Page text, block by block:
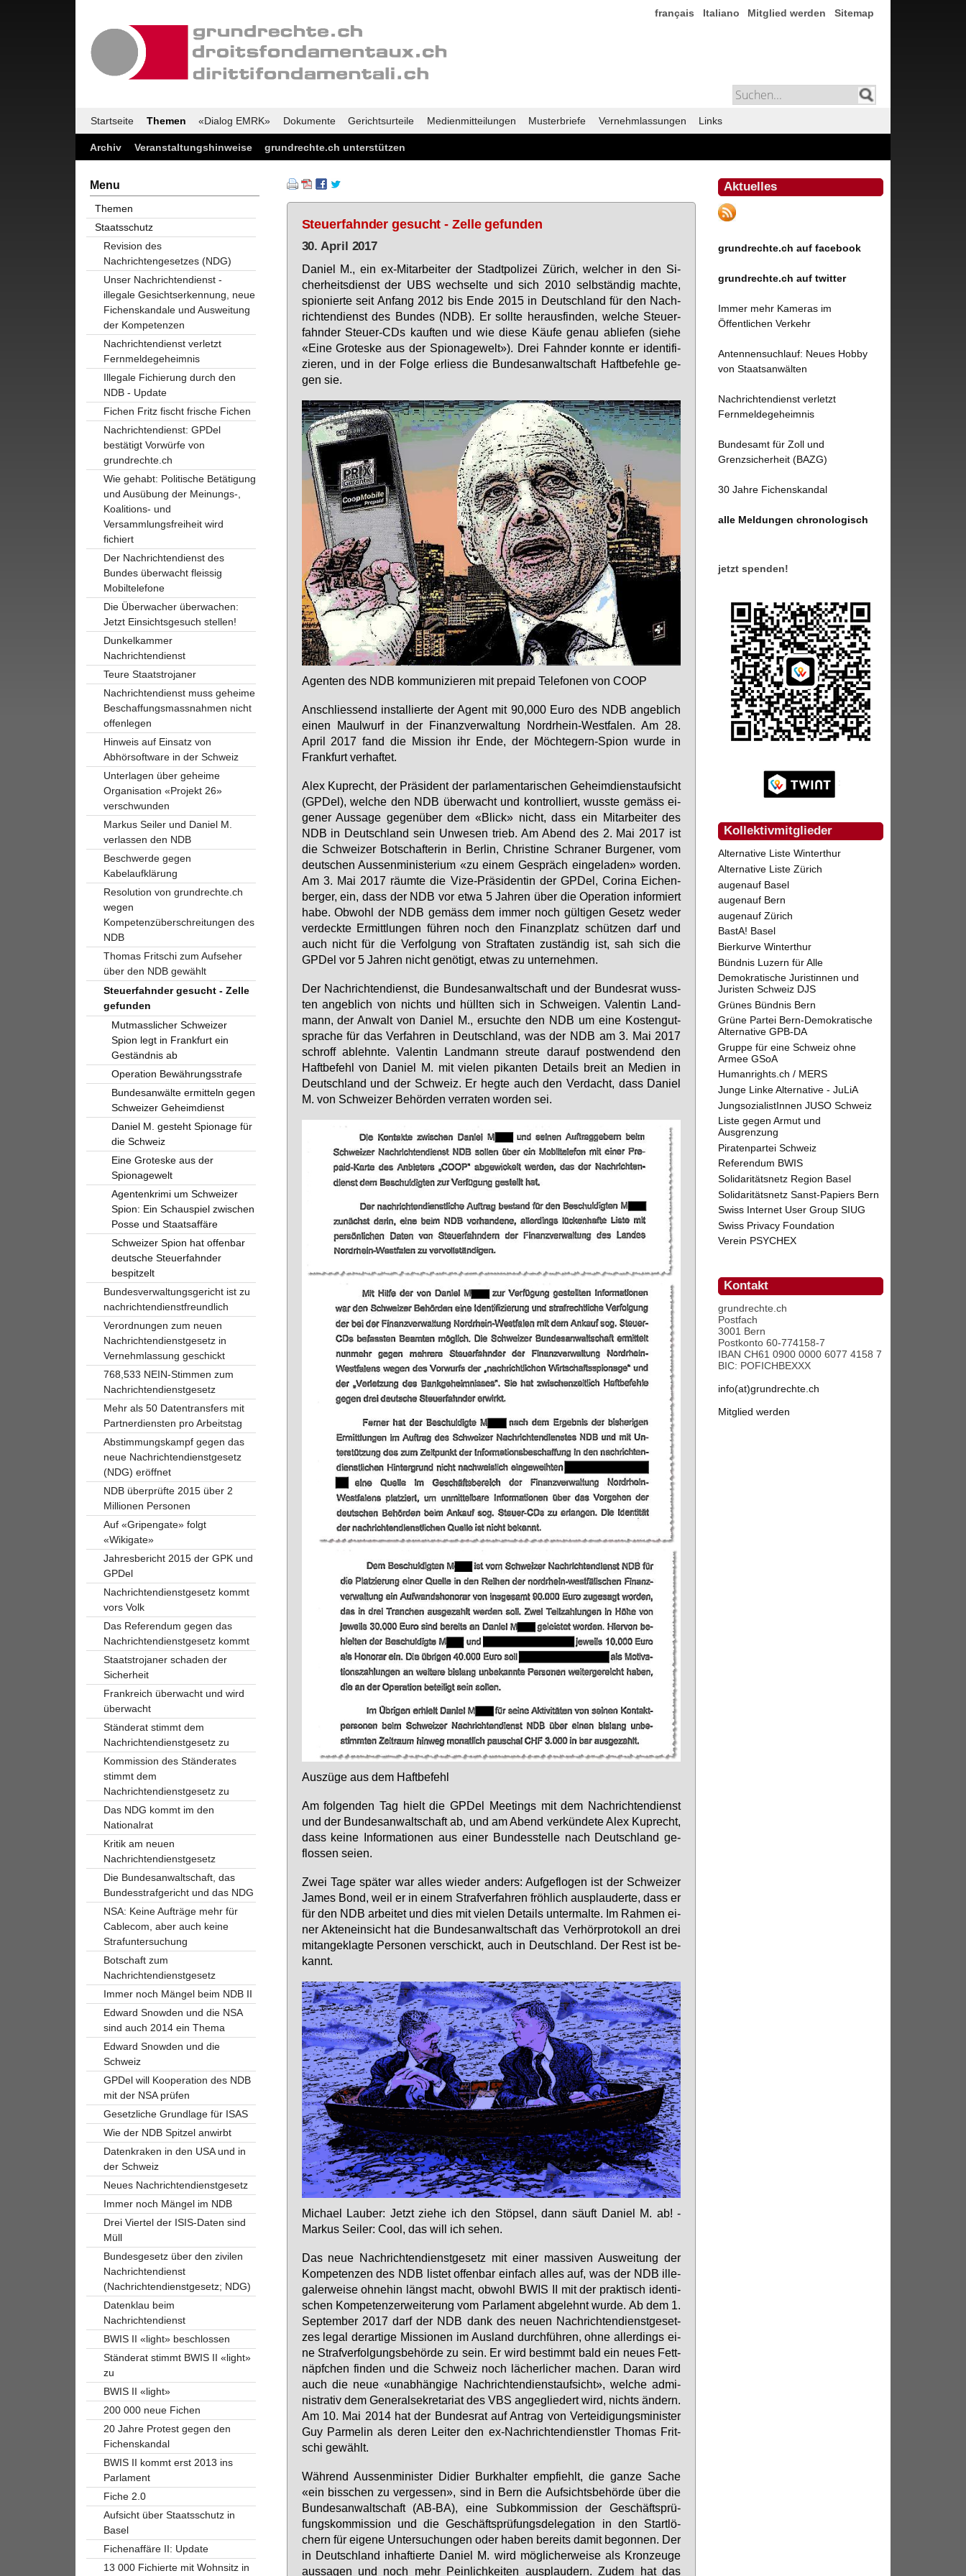
français Italiano Mitglied werden Sitemap
Startseite Themen «Dialog EMRK» Dokumente Gerichtsurteile Medienmitteilungen Musterbriefe Vernehmlassungen Links
Archiv Veranstaltungshinweise grundrechte.ch unterstützen
Steuerfahnder gesucht - Zelle gefunden
30. April 2017
Da­ni­el M., ein ex-Mit­ar­bei­ter der Stadt­po­li­zei Zü­rich, wel­cher in den Si­
cher­heits­dienst der UBS wech­sel­te und sich 2010 selb­stän­dig mach­te,
spio­nier­te seit An­fang 2012 bis En­de 2015 in Deutsch­land für den Nach­
rich­ten­dienst des Bun­des (NDB). Er soll­te her­aus­fin­den, wel­che Steu­er­
fahn­der Steu­er-CDs kauf­ten und wie die­se Käu­fe ge­nau ab­lie­fen (sie­he
«Ei­ne Gro­tes­ke aus der Spio­na­ge­welt»). Drei Fahn­der konn­te er iden­ti­fi­
zie­ren, und in der Fol­ge er­liess die Bun­des­an­walt­schaft Haft­be­feh­le ge­
gen sie.
Agen­ten des NDB kom­mu­ni­zie­ren mit pre­paid Te­le­fo­nen von CO­OP
An­schlies­send in­stal­lier­te der Agent mit 90,000 Eu­ro des NDB an­geb­lich
ei­nen Maul­wurf in der Fi­nanz­ver­wal­tung Nord­rhein-West­fa­len. Am 28.
April 2017 fand die Mis­si­on ihr En­de, der Möch­te­gern-Spi­on wur­de in
Frank­furt ver­haf­tet.
Alex Kuprecht, der Prä­si­dent der par­la­men­ta­ri­schen Ge­heim­dienst­auf­sicht
(GPDel), wel­che den NDB über­wacht und kon­trol­liert, wuss­te ge­mäss ei­
ge­ner Aus­sa­ge ge­gen­über dem «Blick» nicht, dass ein Mit­ar­bei­ter des
NDB in Deutsch­land sein Un­we­sen trieb. Am Abend des 2. Mai 2017 ist
die Schwei­zer Bot­schaf­te­rin in Ber­lin, Chris­ti­ne Schra­ner Bur­ge­ner, vom
deut­schen Aus­sen­mi­nis­te­ri­um «zu ei­nem Ge­spräch ein­ge­la­den» wor­den.
Am 3. Mai 2017 räum­te die Vi­ze-Prä­si­den­tin der GPDel, Co­ri­na Ei­chen­
ber­ger, ein, dass der NDB vor et­wa 5 Jah­ren über die Ope­ra­ti­on in­for­miert
ha­be. Ob­wohl der NDB ge­mäss dem im­mer noch gül­ti­gen Ge­setz we­der
ver­deck­te Er­mitt­lun­gen füh­ren noch den Fi­nanz­platz schüt­zen darf und
auch nicht für die Ver­fol­gung von Straf­ta­ten zu­stän­dig ist, sah sich die
GPDel vor 5 Jah­ren nicht ge­nö­tigt, et­was zu un­ter­neh­men.
Der Nach­rich­ten­dienst, die Bun­des­an­walt­schaft und der Bun­des­rat wuss­
ten an­geb­lich von nichts und hüll­ten sich in Schwei­gen. Va­len­tin Land­
mann, der An­walt von Da­ni­el M., er­such­te den NDB um ei­ne Kos­ten­gut­
spra­che für das Ver­fah­ren in Deutsch­land, was der NDB am 3. Mai 2017
schroff ab­lehn­te. Va­len­tin Land­mann streu­te dar­auf post­wen­dend den
Haft­be­fehl von Da­ni­el M. mit vie­len pi­kan­ten De­tails breit an Me­di­en in
Deutsch­land und der Schweiz. Er heg­te auch den Ver­dacht, dass Da­ni­el
M. von Schwei­zer Be­hör­den ver­ra­ten wor­den sei.
Aus­zü­ge aus dem Haft­be­fehl
Am fol­gen­den Tag hielt die GPDel Mee­tings mit dem Nach­rich­ten­dienst
und der Bun­des­an­walt­schaft ab, und am Abend ver­kün­de­te Alex Kuprecht,
dass kei­ne In­for­ma­tio­nen aus ei­ner Bun­des­stel­le nach Deutsch­land ge­
flos­sen sei­en.
Zwei Ta­ge spä­ter war al­les wie­der an­ders: Auf­ge­flo­gen ist der Schwei­zer
Ja­mes Bond, weil er in ei­nem Straf­ver­fah­ren fröh­lich aus­plau­der­te, dass er
für den NDB ar­bei­tet und dies mit vie­len De­tails un­ter­mal­te. Im Rah­men ei­
ner Ak­ten­ein­sicht hat die Bun­des­an­walt­schaft das Ver­hör­pro­to­koll an drei
mit­an­ge­klag­te Per­so­nen ver­schickt, auch in Deutsch­land. Der Rest ist be­
kannt.
Mi­cha­el Lau­ber: Jetzt zie­he ich den Stöp­sel, dann säuft Da­ni­el M. ab! -
Mar­kus Sei­ler: Cool, das will ich se­hen.
Das neue Nach­rich­ten­dienst­ge­setz mit ei­ner mas­si­ven Aus­wei­tung der
Kom­pe­ten­zen des NDB lis­tet of­fen­bar ein­fach al­les auf, was der NDB il­le­
ga­ler­wei­se oh­ne­hin längst macht, ob­wohl BWIS II mit der prak­tisch iden­ti­
schen Kom­pe­tenz­er­wei­te­rung vom Par­la­ment ab­ge­lehnt wur­de. Ab dem 1.
Sep­tem­ber 2017 darf der NDB dank des neu­en Nach­rich­ten­dienst­ge­set­
zes le­gal der­ar­ti­ge Mis­sio­nen im Aus­land durch­füh­ren, oh­ne al­ler­dings ei­
ne Straf­ver­fol­gungs­be­hör­de zu sein. Er wird be­stimmt bald ein neu­es Fett­
näpf­chen fin­den und die Schweiz noch lä­cher­li­cher ma­chen. Dar­an wird
auch die neue «un­ab­hän­gi­ge Nach­rich­ten­dienst­auf­sicht», wel­che ad­mi­
nis­tra­tiv dem Ge­ne­ral­se­kre­ta­ri­at des VBS an­ge­glie­dert wird, nichts än­dern.
Am 10. Mai 2014 hat der Bun­des­rat auf An­trag von Ver­tei­di­gungs­mi­nis­ter
Guy Par­me­lin als de­ren Lei­ter den ex-Nach­rich­ten­dienst­ler Tho­mas Frit­
schi ge­wählt.
Wäh­rend Aus­sen­mi­nis­ter Di­dier Burk­hal­ter emp­fiehlt, die gan­ze Sa­che
«ein biss­chen zu ver­ges­sen», sind in Bern die Auf­sichts­be­hör­de über die
Bun­des­an­walt­schaft (AB-BA), ei­ne Sub­kom­mis­si­on der Ge­schäfts­prü­
fungs­kom­mis­si­on und die Ge­schäfts­prü­fungs­de­le­ga­ti­on in den Start­lö­
chern für ei­ge­ne Un­ter­su­chun­gen oder ha­ben be­reits da­mit be­gon­nen. Der
in Deutsch­land in­haf­tier­te Da­ni­el M. wird mög­li­cher­wei­se als Kron­zeu­ge
aus­sa­gen und noch mehr Pein­lich­kei­ten aus­plau­dern. Zu­dem hat das
Aktuelles
grundrechte.ch auf facebook
grundrechte.ch auf twitter
Immer mehr Kameras im
Öffentlichen Verkehr
Antennensuchlauf: Neues Hobby
von Staatsanwälten
Nachrichtendienst verletzt
Fernmeldegeheimnis
Bundesamt für Zoll und
Grenzsicherheit (BAZG)
30 Jahre Fichenskandal
alle Meldungen chronologisch
jetzt spenden!
Kollektivmitglieder
Alternative Liste Winterthur
Alternative Liste Zürich
augenauf Basel
augenauf Bern
augenauf Zürich
BastA! Basel
Bierkurve Winterthur
Bündnis Luzern für Alle
Demokratische Juristinnen und
Juristen Schweiz DJS
Grünes Bündnis Bern
Grüne Partei Bern-Demokratische
Alternative GPB-DA
Gruppe für eine Schweiz ohne
Armee GSoA
Humanrights.ch / MERS
Junge Linke Alternative - JuLiA
JungsozialistInnen JUSO Schweiz
Liste gegen Armut und
Ausgrenzung
Piratenpartei Schweiz
Referendum BWIS
Solidaritätsnetz Region Basel
Solidaritätsnetz Sanst-Papiers Bern
Swiss Internet User Group SIUG
Swiss Privacy Foundation
Verein PSYCHEX
Kontakt
grundrechte.ch
Postfach
3001 Bern
Postkonto 60-774158-7
IBAN CH61 0900 0000 6077 4158 7
BIC: POFICHBEXXX
info(at)grundrechte.ch
Mitglied werden
Menu
Themen
Staatsschutz
Revision des
Nachrichtengesetzes (NDG)
Unser Nachrichtendienst -
illegale Gesichtserkennung, neue
Fichenskandale und Ausweitung
der Kompetenzen
Nachrichtendienst verletzt
Fernmeldegeheimnis
Illegale Fichierung durch den
NDB - Update
Fichen Fritz fischt frische Fichen
Nachrichtendienst: GPDel
bestätigt Vorwürfe von
grundrechte.ch
Wie gehabt: Politische Betätigung
und Ausübung der Meinungs-,
Koalitions- und
Versammlungsfreiheit wird
fichiert
Der Nachrichtendienst des
Bundes überwacht fleissig
Mobiltelefone
Die Überwacher überwachen:
Jetzt Einsichtsgesuch stellen!
Dunkelkammer
Nachrichtendienst
Teure Staatstrojaner
Nachrichtendienst muss geheime
Beschaffungsmassnahmen nicht
offenlegen
Hinweis auf Einsatz von
Abhörsoftware in der Schweiz
Unterlagen über geheime
Organisation «Projekt 26»
verschwunden
Markus Seiler und Daniel M.
verlassen den NDB
Beschwerde gegen
Kabelaufklärung
Resolution von grundrechte.ch
wegen
Kompetenzüberschreitungen des
NDB
Thomas Fritschi zum Aufseher
über den NDB gewählt
Steuerfahnder gesucht - Zelle
gefunden
Mutmasslicher Schweizer
Spion legt in Frankfurt ein
Geständnis ab
Operation Bewährungsstrafe
Bundesanwälte ermitteln gegen
Schweizer Geheimdienst
Daniel M. gesteht Spionage für
die Schweiz
Eine Groteske aus der
Spionagewelt
Agentenkrimi um Schweizer
Spion: Ein Schauspiel zwischen
Posse und Staatsaffäre
Schweizer Spion hat offenbar
deutsche Steuerfahnder
bespitzelt
Bundesverwaltungsgericht ist zu
nachrichtendienstfreundlich
Verordnungen zum neuen
Nachrichtendienstgesetz in
Vernehmlassung geschickt
768,533 NEIN-Stimmen zum
Nachrichtendienstgesetz
Mehr als 50 Datentransfers mit
Partnerdiensten pro Arbeitstag
Abstimmungskampf gegen das
neue Nachrichtendienstgesetz
(NDG) eröffnet
NDB überprüfte 2015 über 2
Millionen Personen
Auf «Gripengate» folgt
«Wikigate»
Jahresbericht 2015 der GPK und
GPDel
Nachrichtendienstgesetz kommt
vors Volk
Das Referendum gegen das
Nachrichtendienstgesetz kommt
Staatstrojaner schaden der
Sicherheit
Frankreich überwacht und wird
überwacht
Ständerat stimmt dem
Nachrichtendienstgesetz zu
Kommission des Ständerates
stimmt dem
Nachrichtendienstgesetz zu
Das NDG kommt im den
Nationalrat
Kritik am neuen
Nachrichtendienstgesetz
Die Bundesanwaltschaft, das
Bundesstrafgericht und das NDG
NSA: Keine Aufträge mehr für
Cablecom, aber auch keine
Strafuntersuchung
Botschaft zum
Nachrichtendienstgesetz
Immer noch Mängel beim NDB II
Edward Snowden und die NSA
sind auch 2014 ein Thema
Edward Snowden und die
Schweiz
GPDel will Kooperation des NDB
mit der NSA prüfen
Gesetzliche Grundlage für ISAS
Wie der NDB Spitzel anwirbt
Datenkraken in den USA und in
der Schweiz
Neues Nachrichtendienstgesetz
Immer noch Mängel im NDB
Drei Viertel der ISIS-Daten sind
Müll
Bundesgesetz über den zivilen
Nachrichtendienst
(Nachrichtendienstgesetz; NDG)
Datenklau beim
Nachrichtendienst
BWIS II «light» beschlossen
Ständerat stimmt BWIS II «light»
zu
BWIS II «light»
200 000 neue Fichen
20 Jahre Protest gegen den
Fichenskandal
BWIS II kommt erst 2013 ins
Parlament
Fiche 2.0
Aufsicht über Staatsschutz in
Basel
Fichenaffäre II: Update
13 000 Fichierte mit Wohnsitz in